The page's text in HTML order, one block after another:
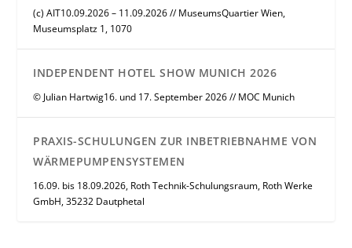
(c) AIT10.09.2026 – 11.09.2026 // MuseumsQuartier Wien,
Museumsplatz 1, 1070
INDEPENDENT HOTEL SHOW MUNICH 2026
© Julian Hartwig16. und 17. September 2026 // MOC Munich
PRAXIS-SCHULUNGEN ZUR INBETRIEBNAHME VON
WÄRMEPUMPENSYSTEMEN
16.09. bis 18.09.2026, Roth Technik-Schulungsraum, Roth Werke
GmbH, 35232 Dautphetal